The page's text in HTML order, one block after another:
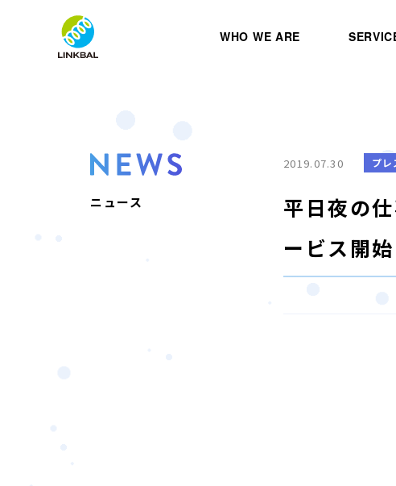
WHO WE ARE
ニュース
2019.07.30 プレ
平日夜の
ービス開始